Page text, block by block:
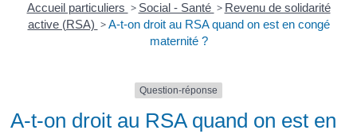
Accueil particuliers > Social - Santé > Revenu de solidarité
active (RSA) > A-t-on droit au RSA quand on est en congé
maternité ?
Question-réponse
A-t-on droit au RSA quand on est en